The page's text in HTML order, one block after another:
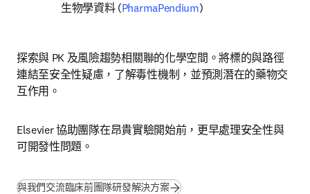
生物學資料 (PharmaPendium)
探索與 PK 及風險趨勢相關聯的化學空間。將標的與路徑
連結至安全性疑慮，了解毒性機制，並預測潛在的藥物交
互作用。
Elsevier 協助團隊在昂貴實驗開始前，更早處理安全性與
可開發性問題。
與我們交流臨床前團隊研發解決方案